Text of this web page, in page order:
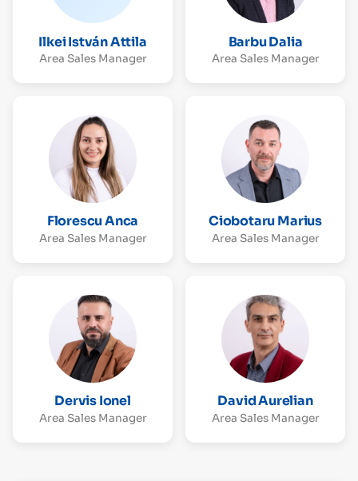
Ilkei István Attila
Area Sales Manager
Barbu Dalia
Area Sales Manager
Florescu Anca
Area Sales Manager
Ciobotaru Marius
Area Sales Manager
Dervis Ionel
Area Sales Manager
David Aurelian
Area Sales Manager